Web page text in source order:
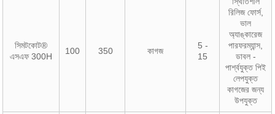
সিমটকোট®
এসএফ 300H
100 350 কাগজ
5 -
15
রিলিজ ফোর্স,
ভাল
অ্যাঙ্কারেজ
পারফরম্যান্স,
ডাবল -
পার্শ্বযুক্ত পিই
লেপযুক্ত
কাগজের জন্য
উপযুক্ত